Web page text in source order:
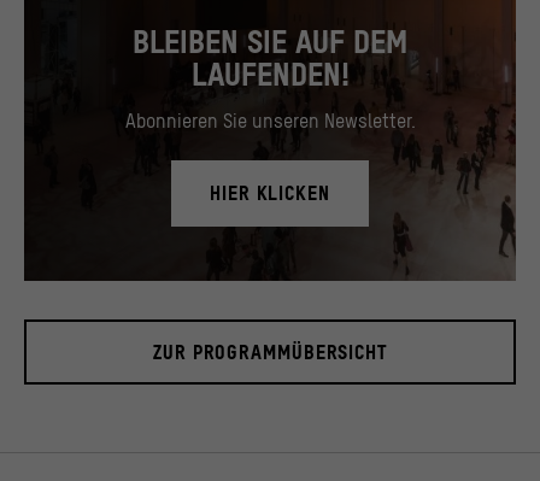
BLEIBEN SIE AUF DEM
LAUFENDEN!
Abonnieren Sie unseren Newsletter.
HIER KLICKEN
ZUR PROGRAMMÜBERSICHT